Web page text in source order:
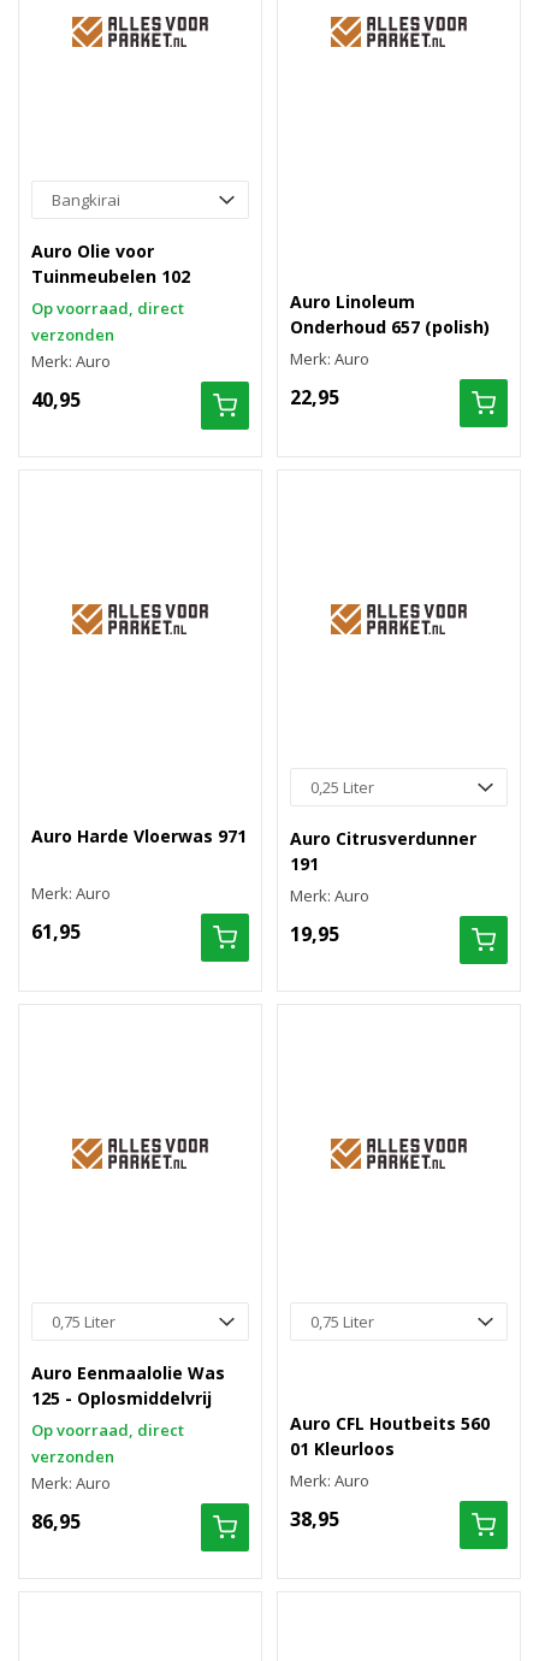
Auro Olie voor
Tuinmeubelen 102
Op voorraad, direct
verzonden
Merk: Auro
40,95
Auro Linoleum
Onderhoud 657 (polish)
Merk: Auro
22,95
Auro Harde Vloerwas 971
Merk: Auro
61,95
Auro Citrusverdunner
191
Merk: Auro
19,95
Auro Eenmaalolie Was
125 - Oplosmiddelvrij
Op voorraad, direct
verzonden
Merk: Auro
86,95
Auro CFL Houtbeits 560
01 Kleurloos
Merk: Auro
38,95